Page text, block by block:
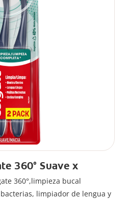
360° Suave x
360°,limpieza bucal
limpiador de lengua y